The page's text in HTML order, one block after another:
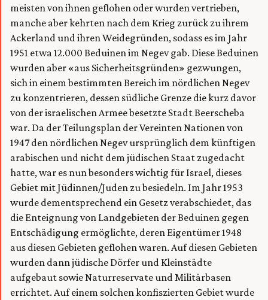
meisten von ihnen geflohen oder wurden vertrieben,
manche aber kehrten nach dem Krieg zurück zu ihrem
Ackerland und ihren Weidegründen, sodass es im Jahr
1951 etwa 12.000 Beduinen im Negev gab. Diese Beduinen
wurden aber «aus Sicherheitsgründen» gezwungen,
sich in einem bestimmten Bereich im nördlichen Negev
zu konzentrieren, dessen südliche Grenze die kurz davor
von der israelischen Armee besetzte Stadt Beerscheba
war. Da der Teilungsplan der Vereinten Nationen von
1947 den nördlichen Negev ursprünglich dem künftigen
arabischen und nicht dem jüdischen Staat zugedacht
hatte, war es nun besonders wichtig für Israel, dieses
Gebiet mit Jüdinnen/Juden zu besiedeln. Im Jahr 1953
wurde dementsprechend ein Gesetz verabschiedet, das
die Enteignung von Landgebieten der Beduinen gegen
Entschädigung ermöglichte, deren Eigentümer 1948
aus diesen Gebieten geflohen waren. Auf diesen Gebieten
wurden dann jüdische Dörfer und Kleinstädte
aufgebaut sowie Naturreservate und Militärbasen
errichtet. Auf einem solchen konfiszierten Gebiet wurde